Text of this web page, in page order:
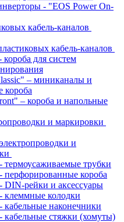
- "EOS Power On-
кабель-каналов
кабель-каналов
для систем
– миниканалы и
короба
– короба и напольные
и маркировки
и
термоусаживаемые трубки
перфорированные короба
DIN-рейки и аксессуары
клеммные колодки
кабельные наконечники
кабельные стяжки (хомуты)